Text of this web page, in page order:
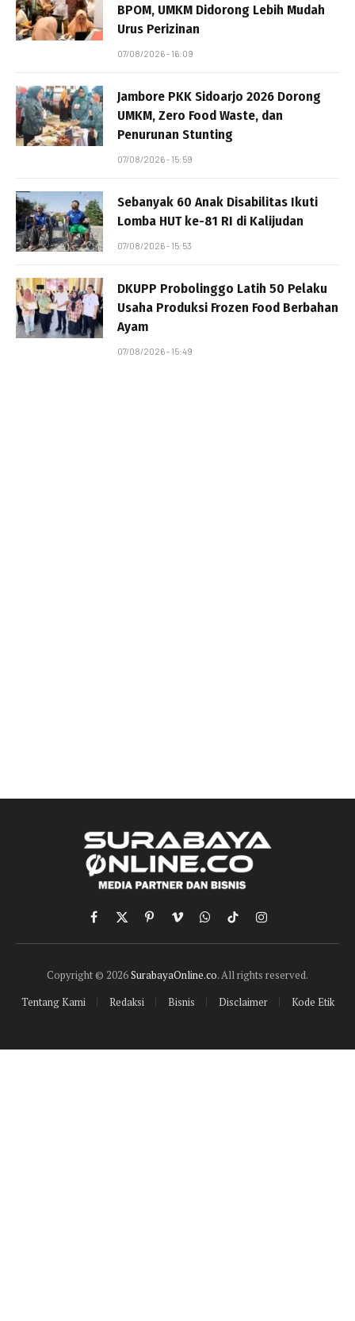
BPOM, UMKM Didorong Lebih Mudah
Urus Perizinan
07/08/2026 - 16:09
Jambore PKK Sidoarjo 2026 Dorong
UMKM, Zero Food Waste, dan
Penurunan Stunting
07/08/2026 - 15:59
Sebanyak 60 Anak Disabilitas Ikuti
Lomba HUT ke-81 RI di Kalijudan
07/08/2026 - 15:53
DKUPP Probolinggo Latih 50 Pelaku
Usaha Produksi Frozen Food Berbahan
Ayam
07/08/2026 - 15:49
Facebook
X
(Twitter)
PinterestVimeoWhatsApp
TikTokInstagram
Copyright © 2026SurabayaOnline.co. All rights reserved.
Tentang Kami
Redaksi Bisnis Disclaimer Kode Etik